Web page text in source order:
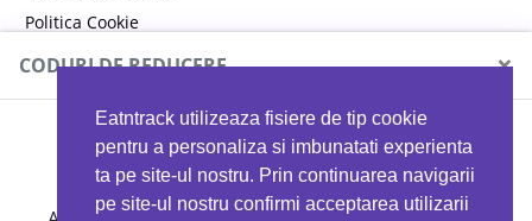
Eatntrack utilizeaza fisiere de tip cookie
pentru a personaliza si imbunatati experienta
ta pe site-ul nostru. Prin continuarea navigarii
pe site-ul nostru confirmi acceptarea utilizarii
Politica Cookie
Politica de confidențialitate
CODURI DE REDUCERE ×
MYPROTEIN